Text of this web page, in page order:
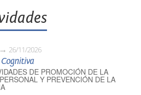
26/11/2026
DE PROMOCIÓN DE LA
Y PREVENCIÓN DE LA